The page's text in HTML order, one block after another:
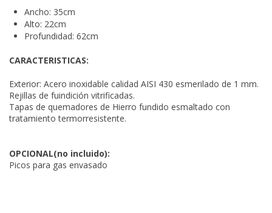
Ancho: 35cm
Alto: 22cm
Profundidad: 62cm
CARACTERISTICAS:
Exterior: Acero inoxidable calidad AISI 430 esmerilado de 1 mm.
Rejillas de fuindición vitrificadas.
Tapas de quemadores de Hierro fundido esmaltado con
tratamiento termorresistente.
OPCIONAL(no incluido):
Picos para gas envasado